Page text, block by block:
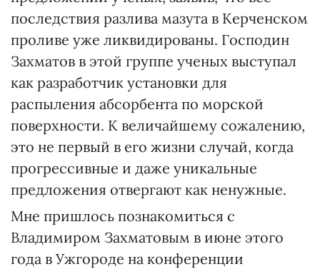
последствия разлива мазута в Керченском
проливе уже ликвидированы. Господин
Захматов в этой группе ученых выступал
как разработчик установки для
распыления абсорбента по морской
поверхности. К величайшему сожалению,
это не первый в его жизни случай, когда
прогрессивные и даже уникальные
предложения отвергают как ненужные.
Мне пришлось познакомиться с
Владимиром Захматовым в июне этого
года в Ужгороде на конференции